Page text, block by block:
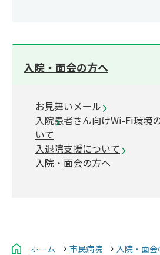
入院・面会の方へ
お見舞いメール
入院患者さん向けWi-Fi環境
いて
入退院支援について
入院・面会の方へ
ホーム 市民病院 入院・面